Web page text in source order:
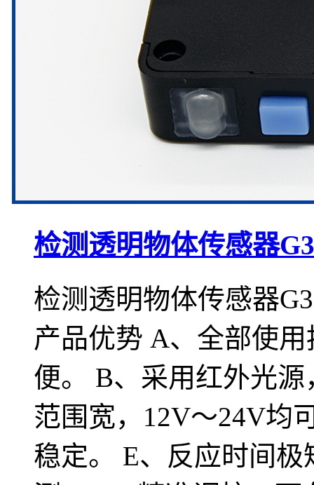
检测透明物体传感器
检测透明物体传感器
产品优势 A、全部使
便。 B、采用红外光
范围宽，12V～24V均
稳定。 E、反应时间极